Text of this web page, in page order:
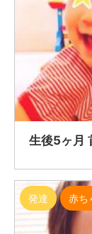
生後5ヶ月
発達 赤ち